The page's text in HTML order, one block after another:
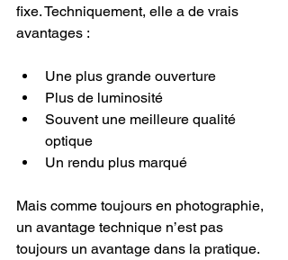
fixe. Techniquement, elle a de vrais
avantages :
Une plus grande ouverture
Plus de luminosité
Souvent une meilleure qualité
optique
Un rendu plus marqué
Mais comme toujours en photographie,
un avantage technique n’est pas
toujours un avantage dans la pratique.